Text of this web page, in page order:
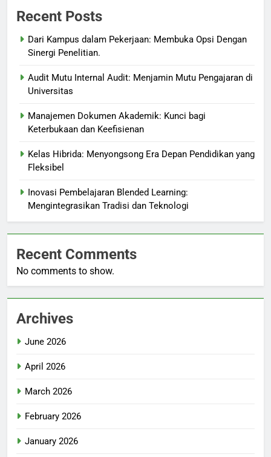
Recent Posts
Dari Kampus dalam Pekerjaan: Membuka Opsi Dengan
Sinergi Penelitian.
Audit Mutu Internal Audit: Menjamin Mutu Pengajaran di
Universitas
Manajemen Dokumen Akademik: Kunci bagi
Keterbukaan dan Keefisienan
Kelas Hibrida: Menyongsong Era Depan Pendidikan yang
Fleksibel
Inovasi Pembelajaran Blended Learning:
Mengintegrasikan Tradisi dan Teknologi
Recent Comments
No comments to show.
Archives
June 2026
April 2026
March 2026
February 2026
January 2026